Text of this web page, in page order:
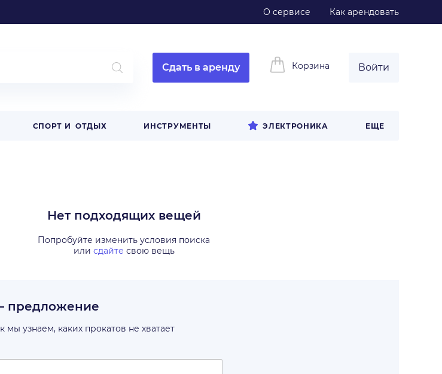
О сервисе Как арендовать
Сдать в аренду Корзина Войти
СПОРТ И ОТДЫХ ИНСТРУМЕНТЫ ЭЛЕКТРОНИКА ЕЩЕ
Нет подходящих вещей
Попробуйте изменить условия поиска
или сдайте свою вещь
предложение
узнаем, каких прокатов не хватает